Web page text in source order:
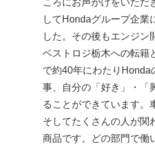
してHondaグループ企業
した。その後もエンジン
ベストロジ栃木への転籍
で約40年にわたりHonda
事、自分の「好き」・「
ることができています。
そしてたくさんの人が関
商品です。どの部門で働